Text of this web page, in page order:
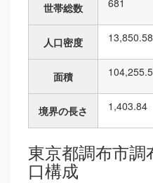
世帯総数 681
人口密度 13,850.58
面積
境界の長さ 1,403.84
東京都調布市調
口構成